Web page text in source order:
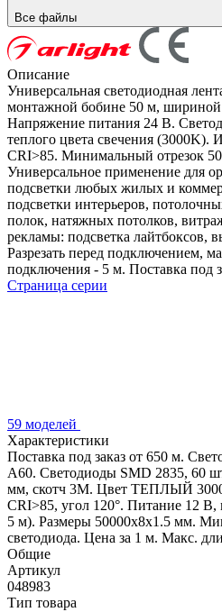
Все файлы
Описание
Универсальная светодиодная
монтажной бобине 50 м,
Напряжение питания 24 В.
теплого цвета свечения (3000K).
CRI>85. Минимальный отрезок
Универсальное применение для
подсветки любых жилых и
подсветки интерьеров,
полок, натяжных потолков,
рекламы: подсветка лайтбоксов,
Разрезать перед подключением,
подключения - 5 м. Поставка под
Страница серии
59 моделей
Характеристики
Поставка под заказ от 650 м.
A60. Светодиоды SMD 2835, 60
мм, скотч 3M. Цвет ТЕПЛЫЙ
CRI>85, угол 120°. Питание 12
5 м). Размеры 50000x8x1.5 мм.
светодиода. Цена за 1 м. Макс.
Общие
Артикул
048983
Тип товара